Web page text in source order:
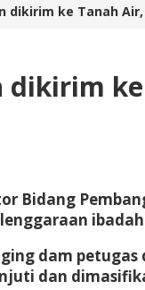
dikirim ke Tanah
dikirim
Bidang
dam
dan